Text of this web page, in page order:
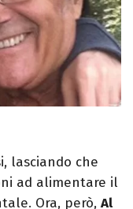
lasciando che
ad alimentare il
Ora, però, Al